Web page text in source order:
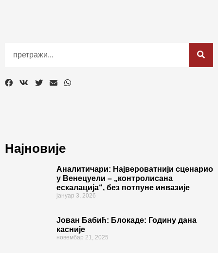
Најновије
Аналитичари: Највероватнији сценарио
у Венецуели – „контролисана
ескалација“, без потпуне инвазије
јануар 3, 2026
Јован Бабић: Блокаде: Годину дана
касније
новембар 21, 2025